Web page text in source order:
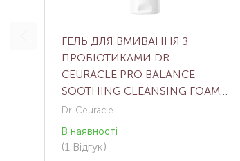
ГЕЛЬ ДЛЯ ВМИВАННЯ З
ПРОБІОТИКАМИ DR.
CEURACLE PRO BALANCE
SOOTHING CLEANSING FOAM,
150 МЛ
Dr. Ceuracle
В наявності
(1 Відгук)